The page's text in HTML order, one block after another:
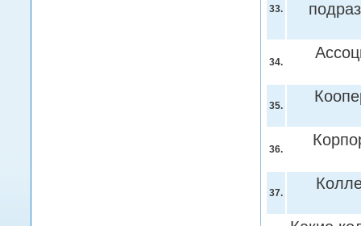
33.
34.
35.
36.
37.